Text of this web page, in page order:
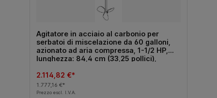
Agitatore in acciaio al carbonio per
serbatoi di miscelazione da 60 galloni,
azionato ad aria compressa, 1-1/2 HP,
lunghezza: 84,4 cm (33,25 pollici),
2.114,82 €*
1.777,16 €*
Prezzo escl. I.V.A.